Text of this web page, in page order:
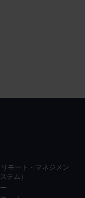
モート・マネジメン
テム）